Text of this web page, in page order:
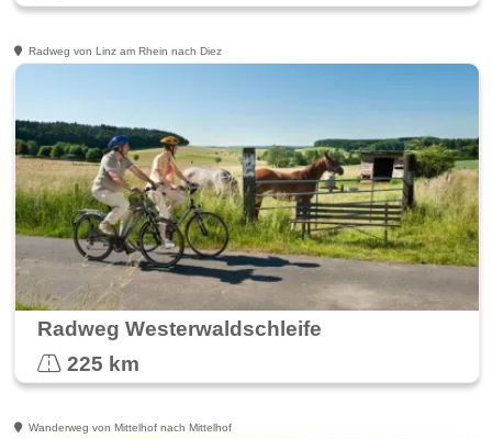
Radweg von Linz am Rhein nach Diez
Radweg Westerwaldschleife
225 km
Wanderweg von Mittelhof nach Mittelhof